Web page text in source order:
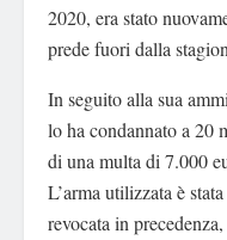
2020, era stato
prede fuori dalla
In seguito alla sua
lo ha condannato a 20
di una multa di 7.000
L’arma utilizzata è
revocata in